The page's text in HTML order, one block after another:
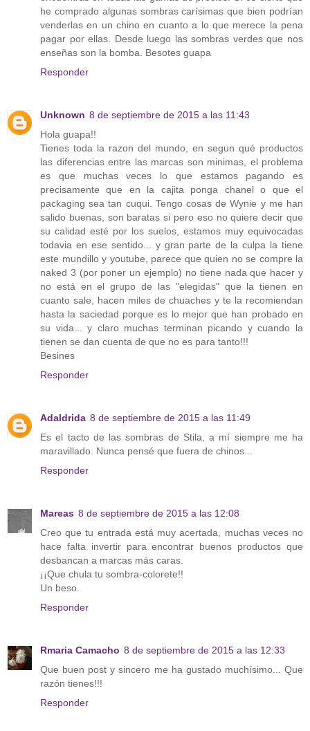
he comprado algunas sombras carísimas que bien podrían
venderlas en un chino en cuanto a lo que merece la pena
pagar por ellas. Desde luego las sombras verdes que nos
enseñas son la bomba. Besotes guapa
Responder
Unknown 8 de septiembre de 2015 a las 11:43
Hola guapa!!
Tienes toda la razon del mundo, en segun qué productos
las diferencias entre las marcas son minimas, el problema
es que muchas veces lo que estamos pagando es
precisamente que en la cajita ponga chanel o que el
packaging sea tan cuqui. Tengo cosas de Wynie y me han
salido buenas, son baratas si pero eso no quiere decir que
su calidad esté por los suelos, estamos muy equivocadas
todavia en ese sentido... y gran parte de la culpa la tiene
este mundillo y youtube, parece que quien no se compre la
naked 3 (por poner un ejemplo) no tiene nada que hacer y
no está en el grupo de las "elegidas" que la tienen en
cuanto sale, hacen miles de chuaches y te la recomiendan
hasta la saciedad porque es lo mejor que han probado en
su vida... y claro muchas terminan picando y cuando la
tienen se dan cuenta de que no es para tanto!!!
Besines
Responder
Adaldrida 8 de septiembre de 2015 a las 11:49
Es el tacto de las sombras de Stila, a mí siempre me ha
maravillado. Nunca pensé que fuera de chinos...
Responder
Mareas 8 de septiembre de 2015 a las 12:08
Creo que tu entrada está muy acertada, muchas veces no
hace falta invertir para encontrar buenos productos que
desbancan a marcas más caras.
¡¡Que chula tu sombra-colorete!!
Un beso.
Responder
Rmaria Camacho 8 de septiembre de 2015 a las 12:33
Que buen post y sincero me ha gustado muchísimo... Que
razón tienes!!!
Responder